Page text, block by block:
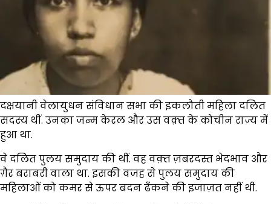
दक्षयानी वेलायुधन संविधान सभा की इकलौती महिला दलित
सदस्य थीं. उनका जन्म केरल और उस वक़्त के कोचीन राज्य में
हुआ था.
वे दलित पुलय समुदाय की थीं. वह वक़्त ज़बरदस्त भेदभाव और
ग़ैर बराबरी वाला था. इसकी वजह से पुलय समुदाय की
महिलाओं को कमर से ऊपर बदन ढँकने की इजाज़त नहीं थी.